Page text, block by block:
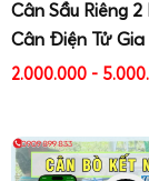
Khách hàng
được miễn
nơi
Cân Sầu Riêng
Cân Điện Tử
2.000.000 -